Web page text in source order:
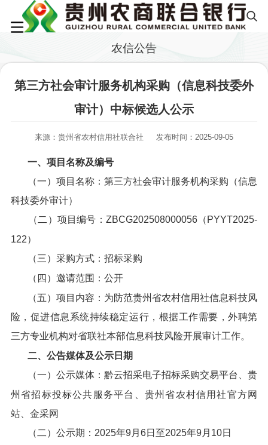
农信公告
第三方社会审计服务机构采购（信息科技委外
审计）中标候选人公示
来源：贵州省农村信用社联合社 发布时间：2025-09-05
一、项目名称及编号
（一）项目名称：第三方社会审计服务机构采购（信息
科技委外审计）
（二）项目编号：ZBCG202508000056（PYYT2025-
122）
（三）采购方式：招标采购
（四）邀请范围：公开
（五）项目内容：为防范贵州省农村信用社信息科技风
险，促进信息系统持续稳定运行，根据工作需要，外聘第
三方专业机构对省联社本部信息科技风险开展审计工作。
二、公告媒体及公示日期
（一）公示媒体：黔云招采电子招标采购交易平台、贵
州省招标投标公共服务平台、贵州省农村信用社官方网
站、金采网
（二）公示期：2025年9月6日至2025年9月10日